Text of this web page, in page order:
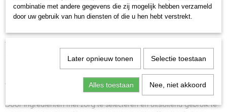
Netto gewicht
10,00 Kg
10,00 Kg
Omschrijving
Volwassen katten zijn in de bloei van hun leven en stellen
hoogwaardige premiumvoeding voor volwassen kieskeurige
voedingsonverdraagzaamheid of spijsverteringsproblemen.
Door ingrediënten met zorg te selecteren en uitsluitend gebruik te
combinatie met andere gegevens die zij mogelijk hebben verzameld
door uw gebruik van hun diensten of die u hen hebt verstrekt.
Later opnieuw tonen Selectie toestaan
Alles toestaan Nee, niet akkoord